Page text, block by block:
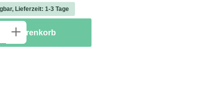
Lieferzeit: 1-3 Tage
Anzahl: Gib den gewünschten Wert ein
Warenkorb